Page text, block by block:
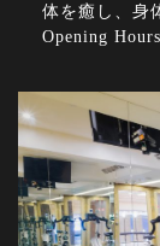
体を癒し、身
Opening